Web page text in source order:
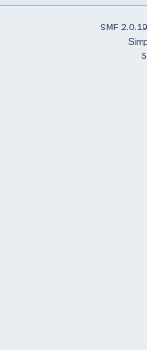
SMF 2.0.19